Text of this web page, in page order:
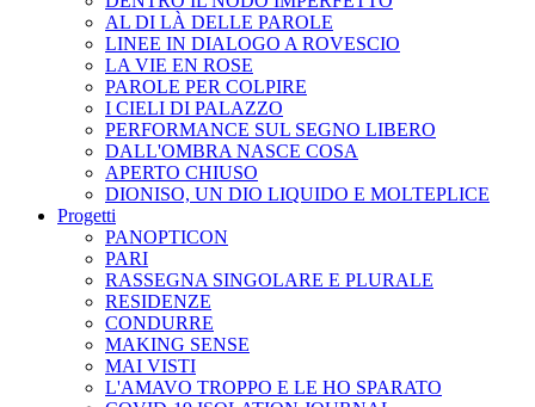
AL DI LÀ DELLE PAROLE
LINEE IN DIALOGO A ROVESCIO
LA VIE EN ROSE
PAROLE PER COLPIRE
I CIELI DI PALAZZO
PERFORMANCE SUL SEGNO LIBERO
DALL'OMBRA NASCE COSA
APERTO CHIUSO
DIONISO, UN DIO LIQUIDO E MOLTEPLICE
Progetti
PANOPTICON
PARI
RASSEGNA SINGOLARE E PLURALE
RESIDENZE
CONDURRE
MAKING SENSE
MAI VISTI
L'AMAVO TROPPO E LE HO SPARATO